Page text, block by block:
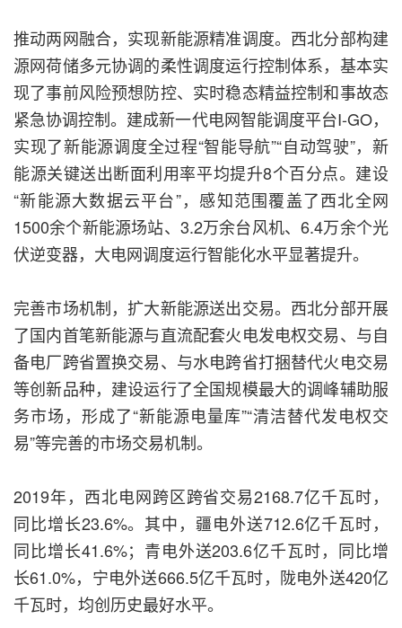
推动两网融合，实现新能源精准调度。西北分部构建
源网荷储多元协调的柔性调度运行控制体系，基本实
现了事前风险预想防控、实时稳态精益控制和事故态
紧急协调控制。建成新一代电网智能调度平台I-GO，
实现了新能源调度全过程“智能导航”“自动驾驶”，新
能源关键送出断面利用率平均提升8个百分点。建设
“新能源大数据云平台”，感知范围覆盖了西北全网
1500余个新能源场站、3.2万余台风机、6.4万余个光
伏逆变器，大电网调度运行智能化水平显著提升。
完善市场机制，扩大新能源送出交易。西北分部开展
了国内首笔新能源与直流配套火电发电权交易、与自
备电厂跨省置换交易、与水电跨省打捆替代火电交易
等创新品种，建设运行了全国规模最大的调峰辅助服
务市场，形成了“新能源电量库”“清洁替代发电权交
易”等完善的市场交易机制。
2019年，西北电网跨区跨省交易2168.7亿千瓦时，
同比增长23.6%。其中，疆电外送712.6亿千瓦时，
同比增长41.6%；青电外送203.6亿千瓦时，同比增
长61.0%，宁电外送666.5亿千瓦时，陇电外送420亿
千瓦时，均创历史最好水平。